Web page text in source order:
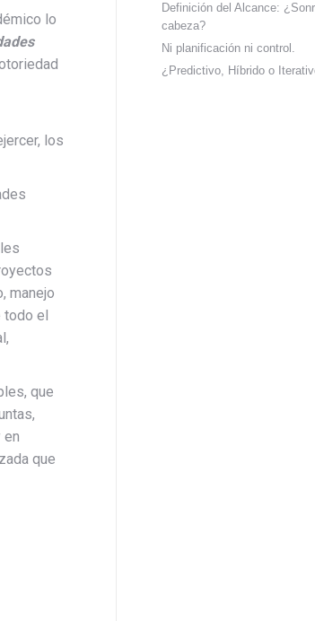
lo
los
manejo
todo el
que
en
que
Definición del Alcance:
cabeza?
Ni planificación ni control.
¿Predictivo, Híbrido o